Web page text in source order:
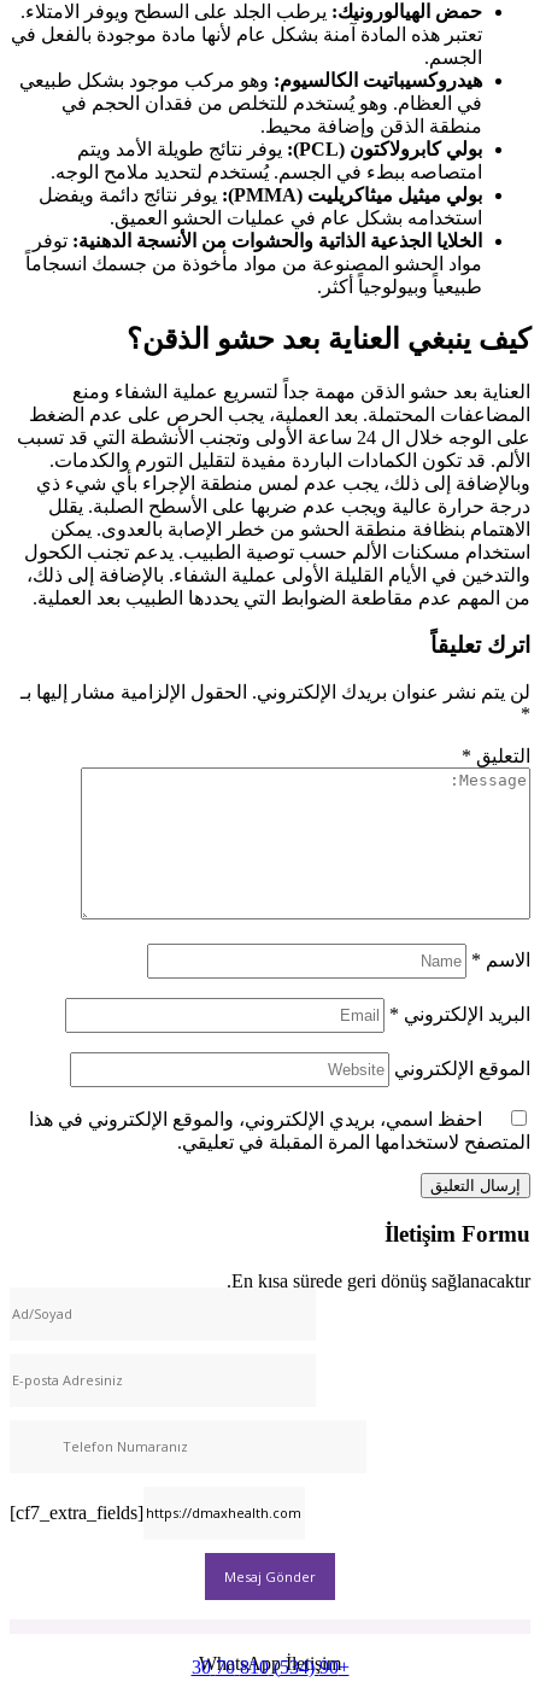
حمض الهيالورونيك: يرطب الجلد على السطح ويوفر الامتلاء.
تعتبر هذه المادة آمنة بشكل عام لأنها مادة موجودة بالفعل في
الجسم.
هيدروكسيباتيت الكالسيوم: وهو مركب موجود بشكل طبيعي
في العظام. وهو يُستخدم للتخلص من فقدان الحجم في
منطقة الذقن وإضافة محيط.
بولي كابرولاكتون (PCL):
يوفر نتائج طويلة الأمد ويتم
امتصاصه ببطء في الجسم. يُستخدم لتحديد ملامح الوجه.
بولي ميثيل ميثاكريليت (PMMA):
يوفر نتائج دائمة ويفضل
استخدامه بشكل عام في عمليات الحشو العميق.
الخلايا الجذعية الذاتية والحشوات من الأنسجة الدهنية: توفر
مواد الحشو المصنوعة من مواد مأخوذة من جسمك انسجاماً
طبيعياً وبيولوجياً أكثر.
كيف ينبغي العناية بعد حشو الذقن؟
العناية بعد حشو الذقن مهمة جداً لتسريع عملية الشفاء ومنع
المضاعفات المحتملة. بعد العملية، يجب الحرص على عدم الضغط
على الوجه خلال ال 24 ساعة الأولى وتجنب الأنشطة التي قد تسبب
الألم. قد تكون الكمادات الباردة مفيدة لتقليل التورم والكدمات.
وبالإضافة إلى ذلك، يجب عدم لمس منطقة الإجراء بأي شيء ذي
درجة حرارة عالية ويجب عدم ضربها على الأسطح الصلبة. يقلل
الاهتمام بنظافة منطقة الحشو من خطر الإصابة بالعدوى. يمكن
استخدام مسكنات الألم حسب توصية الطبيب. يدعم تجنب الكحول
والتدخين في الأيام القليلة الأولى عملية الشفاء. بالإضافة إلى ذلك،
من المهم عدم مقاطعة الضوابط التي يحددها الطبيب بعد العملية.
اترك تعليقاً
لن يتم نشر عنوان بريدك الإلكتروني. الحقول الإلزامية مشار إليها بـ
*
التعليق *
الاسم *
البريد الإلكتروني *
الموقع الإلكتروني
احفظ اسمي، بريدي الإلكتروني، والموقع الإلكتروني في هذا
المتصفح لاستخدامها المرة المقبلة في تعليقي.
İletişim Formu
En kısa sürede geri dönüş sağlanacaktır.
[cf7_extra_fields]
WhatsApp İletişim+90 (534) 810 70 30